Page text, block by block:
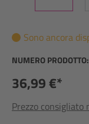
Sono ancora
NUMERO PRODOTTO:
36,99 €*
Prezzo consigliato